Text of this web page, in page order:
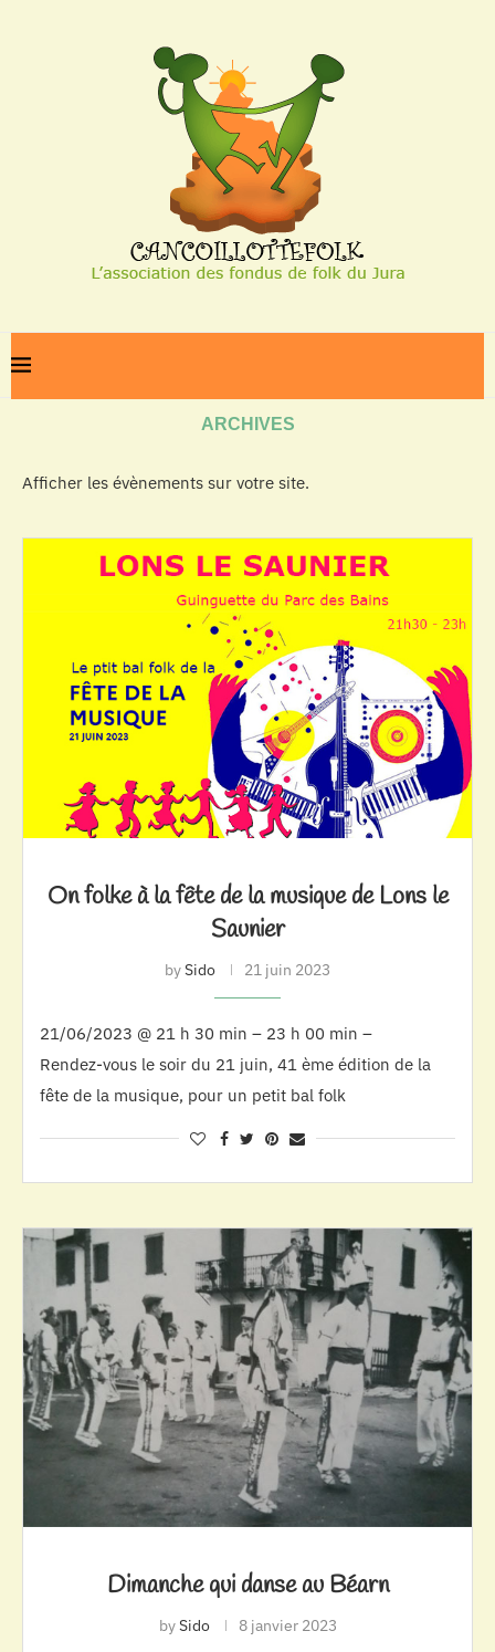
ARCHIVES
Afficher les évènements sur votre site.
On folke à la fête de la musique de Lons le
Saunier
bySido 21 juin 2023
21/06/2023 @ 21 h 30 min – 23 h 00 min –
Rendez-vous le soir du 21 juin, 41 ème édition de la
fête de la musique, pour un petit bal folk
Dimanche qui danse au Béarn
bySido 8 janvier 2023